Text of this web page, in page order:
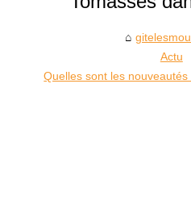
Actu
Quelles sont les